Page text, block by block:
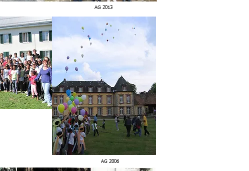
AG 2013
AG 2006